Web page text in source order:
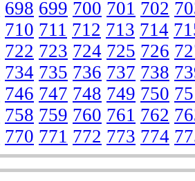
698 699 700 701 702
710 711 712 713 714
722 723 724 725 726
734 735 736 737 738
746 747 748 749 750
758 759 760 761 762
770 771 772 773 774